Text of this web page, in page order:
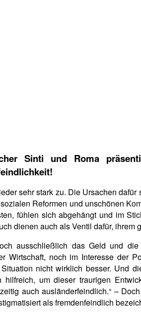
Sinti und Roma
sehr stark zu. Die Ursachen
Reformen und unschönen
fühlen sich abgehängt und im
dienen auch als Ventil dafür,
ausschließlich das Geld und
noch im Interesse der
nicht wirklich besser. Und
um dieser traurigen
auch ausländerfeindlich.“ –
als fremdenfeindlich